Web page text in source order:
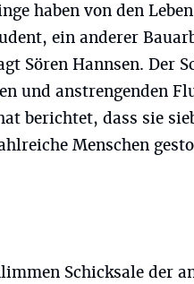
haben von den
ein anderer
Sören Hannsen. Der
und anstrengenden
berichtet, dass sie
Menschen
Schicksale der